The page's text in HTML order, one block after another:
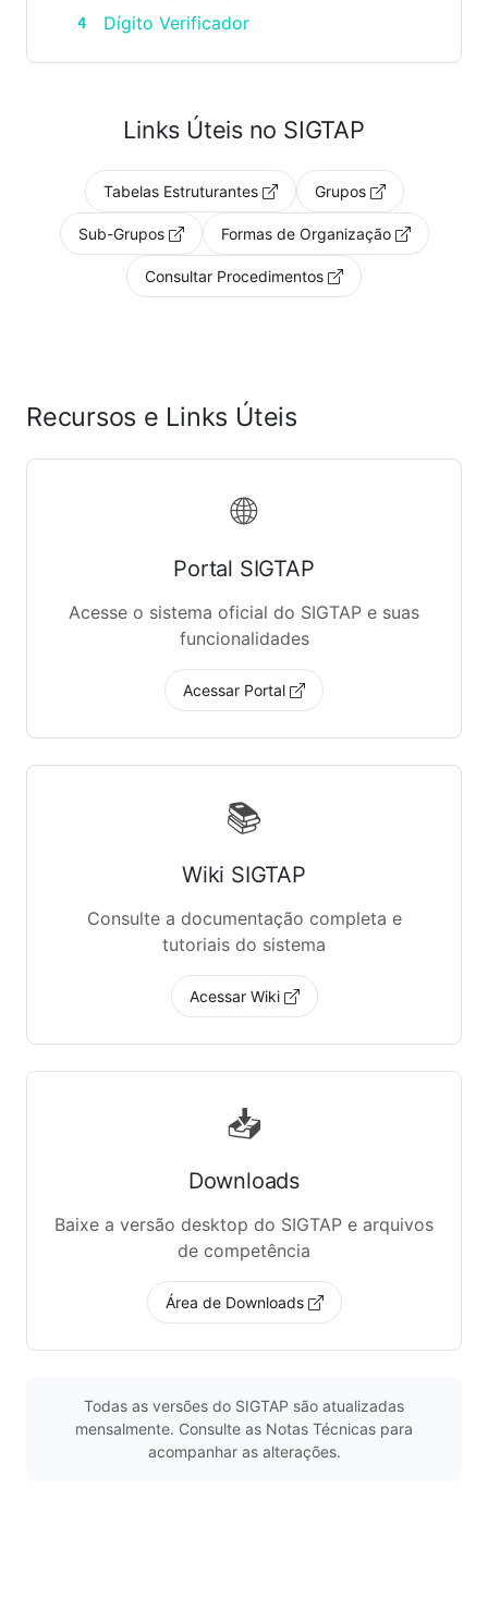
4 Dígito Verificador
Links Úteis no SIGTAP
Tabelas Estruturantes Grupos
Sub-Grupos Formas de Organização
Consultar Procedimentos
Recursos e Links Úteis
🌐
Portal SIGTAP
Acesse o sistema oficial do SIGTAP e suas
funcionalidades
Acessar Portal
📚
Wiki SIGTAP
Consulte a documentação completa e
tutoriais do sistema
Acessar Wiki
📥
Downloads
Baixe a versão desktop do SIGTAP e arquivos
de competência
Área de Downloads
Todas as versões do SIGTAP são atualizadas
mensalmente. Consulte as Notas Técnicas para
acompanhar as alterações.